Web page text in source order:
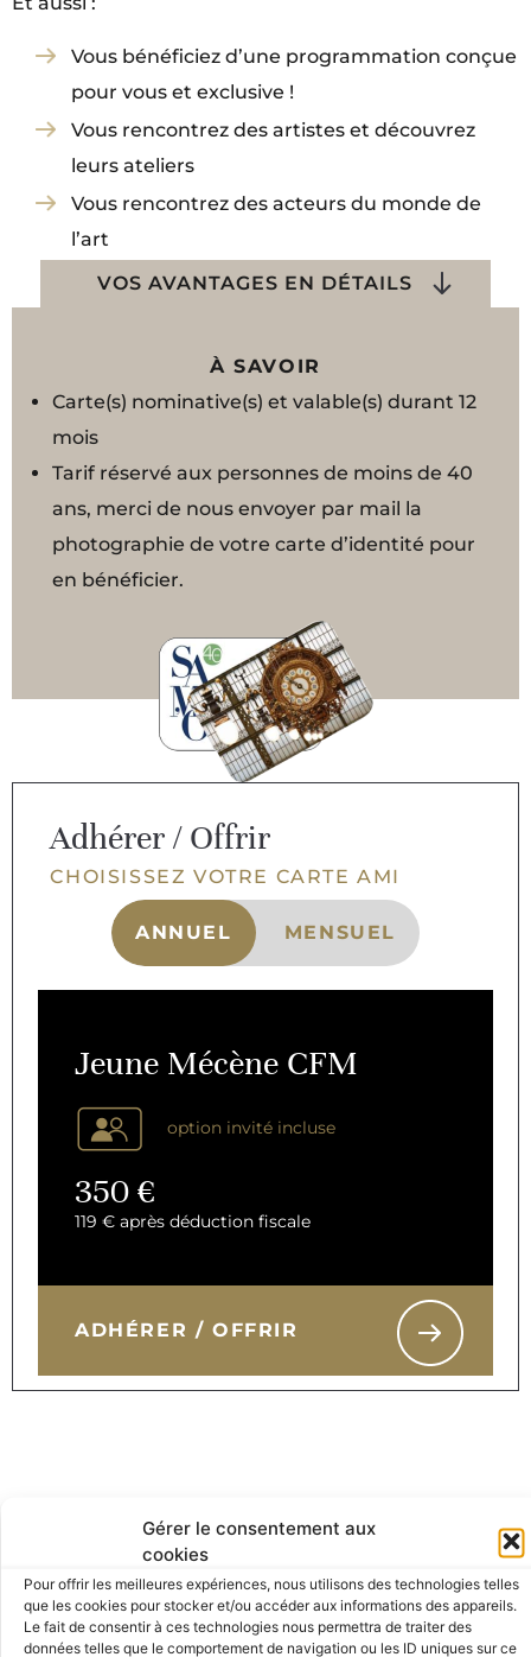
Gérer le consentement aux
cookies
Pour offrir les meilleures expériences, nous utilisons des technologies telles
que les cookies pour stocker et/ou accéder aux informations des appareils.
Le fait de consentir à ces technologies nous permettra de traiter des
données telles que le comportement de navigation ou les ID uniques sur ce
Vous bénéficiez d’une programmation conçue
pour vous et exclusive !
Vous rencontrez des artistes et découvrez
leurs ateliers
Vous rencontrez des acteurs du monde de
l’art
VOS AVANTAGES EN DÉTAILS
À SAVOIR
Carte(s) nominative(s) et valable(s) durant 12
mois
Tarif réservé aux personnes de moins de 40
ans, merci de nous envoyer par mail la
photographie de votre carte d’identité pour
en bénéficier.
Adhérer / Offrir
CHOISISSEZ VOTRE CARTE AMI
ANNUEL MENSUEL
Jeune Mécène CFM
option invité incluse
350 €
119 € après déduction fiscale
ADHÉRER / OFFRIR
Vos Avantages en détail
Tarif réservé aux personnes de moins de 40
ans, merci de nous envoyer par courrier la